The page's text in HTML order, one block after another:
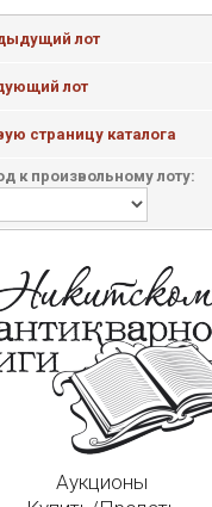
лот
лот
страницу каталога
к произвольному лоту:
Аукционы